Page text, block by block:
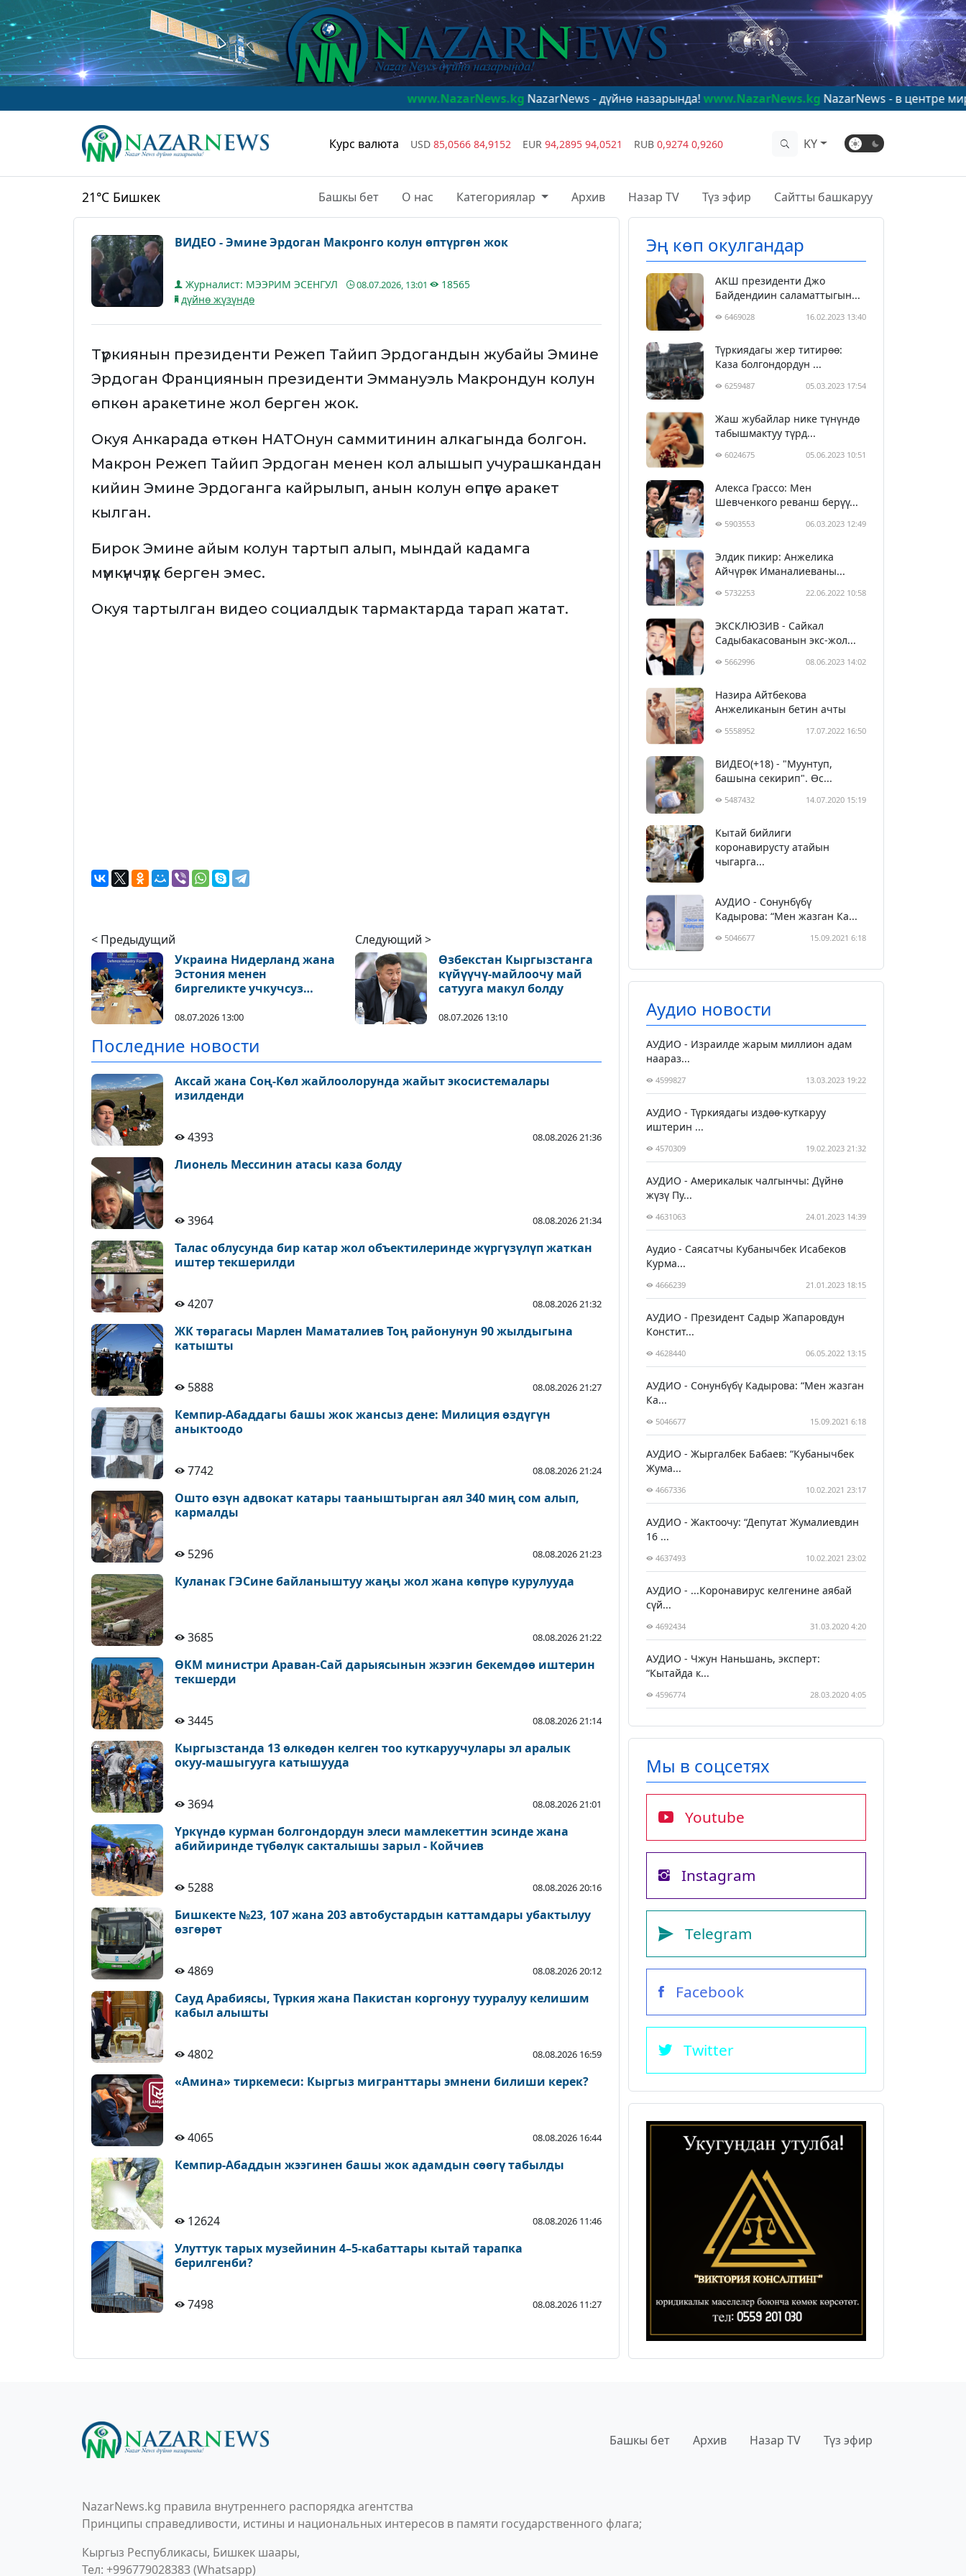
www.NazarNews.kgNazarNews - дүйнө назарында! www.NazarNews.kgNazarNews - в центре мирового
Курс валюта USD 85,0566 84,9152 EUR 94,2895 94,0521 RUB 0,9274 0,9260 KY
21°C Бишкек Башкы бет О нас Категориялар Архив Назар TV Түз эфир Сайтты башкаруу
ВИДЕО - Эмине Эрдоган Макронго колун өптүргөн жок
Журналист: МЭЭРИМ ЭСЕНГУЛ 08.07.2026, 13:01
18565
дүйнө жүзүндө
Түркиянын президенти Режеп Тайип Эрдогандын жубайы Эмине
Эрдоган Франциянын президенти Эммануэль Макрондун колун
өпкөн аракетине жол берген жок.
Окуя Анкарада өткөн НАТОнун саммитинин алкагында болгон.
Макрон Режеп Тайип Эрдоган менен кол алышып учурашкандан
кийин Эмине Эрдоганга кайрылып, анын колун өпүүгө аракет
кылган.
Бирок Эмине айым колун тартып алып, мындай кадамга
мүмкүнчүлүк берген эмес.
Окуя тартылган видео социалдык тармактарда тарап жатат.
< Предыдущий
Украина Нидерланд жана
Эстония менен
биргеликте учкучсуз
өндүрөт
08.07.2026 13:00
Следующий >
Өзбекстан Кыргызстанга
күйүүчү-майлоочу май
сатууга макул болду
08.07.2026 13:10
Последние новости
Аксай жана Соң-Көл жайлоолорунда жайыт экосистемалары
изилденди
4393 08.08.2026 21:36
Лионель Мессинин атасы каза болду
3964 08.08.2026 21:34
Талас облусунда бир катар жол объектилеринде жүргүзүлүп жаткан
иштер текшерилди
4207 08.08.2026 21:32
ЖК төрагасы Марлен Маматалиев Тоң районунун 90 жылдыгына
катышты
5888 08.08.2026 21:27
Кемпир-Абаддагы башы жок жансыз дене: Милиция өздүгүн
аныктоодо
7742 08.08.2026 21:24
Ошто өзүн адвокат катары тааныштырган аял 340 миң сом алып,
кармалды
5296 08.08.2026 21:23
Куланак ГЭСине байланыштуу жаңы жол жана көпүрө курулууда
3685 08.08.2026 21:22
ӨКМ министри Араван-Сай дарыясынын жээгин бекемдөө иштерин
текшерди
3445 08.08.2026 21:14
Кыргызстанда 13 өлкөдөн келген тоо куткаруучулары эл аралык
окуу-машыгууга катышууда
3694 08.08.2026 21:01
Үркүндө курман болгондордун элеси мамлекеттин эсинде жана
абийиринде түбөлүк сакталышы зарыл - Койчиев
5288 08.08.2026 20:16
Бишкекте №23, 107 жана 203 автобустардын каттамдары убактылуу
өзгөрөт
4869 08.08.2026 20:12
Сауд Арабиясы, Түркия жана Пакистан коргонуу тууралуу келишим
кабыл алышты
4802 08.08.2026 16:59
«Амина» тиркемеси: Кыргыз мигранттары эмнени билиши керек?
4065 08.08.2026 16:44
Кемпир-Абаддын жээгинен башы жок адамдын сөөгү табылды
12624 08.08.2026 11:46
Улуттук тарых музейинин 4–5-кабаттары кытай тарапка
берилгенби?
7498 08.08.2026 11:27
Эң көп окулгандар
АКШ президенти Джо
Байдендиин саламаттыгын...
6469028 16.02.2023 13:40
Түркиядагы жер титирөө:
Каза болгондордун ...
6259487 05.03.2023 17:54
Жаш жубайлар нике түнүндө
табышмактуу түрд...
6024675 05.06.2023 10:51
Алекса Грассо: Мен
Шевченкого реванш берүү...
5903553 06.03.2023 12:49
Элдик пикир: Анжелика
Айчүрөк Иманалиеваны...
5732253 22.06.2022 10:58
ЭКСКЛЮЗИВ - Сайкал
Садыбакасованын экс-жол...
5662996 08.06.2023 14:02
Назира Айтбекова
Анжеликанын бетин ачты
5558952 17.07.2022 16:50
ВИДЕО(+18) - "Муунтуп,
башына секирип". Өс...
5487432 14.07.2020 15:19
Кытай бийлиги
коронавирусту атайын
чыгарга...
АУДИО - Сонунбүбү
Кадырова: “Мен жазган Ка...
5046677 15.09.2021 6:18
Аудио новости
АУДИО - Израилде жарым миллион адам
наараз...
4599827 13.03.2023 19:22
АУДИО - Түркиядагы издөө-куткаруу
иштерин ...
4570309 19.02.2023 21:32
АУДИО - Америкалык чалгынчы: Дүйнө
жүзү Пу...
4631063 24.01.2023 14:39
Аудио - Саясатчы Кубанычбек Исабеков
Курма...
4666239 21.01.2023 18:15
АУДИО - Президент Садыр Жапаровдун
Констит...
4628440 06.05.2022 13:15
АУДИО - Сонунбүбү Кадырова: “Мен жазган
Ка...
5046677 15.09.2021 6:18
АУДИО - Жыргалбек Бабаев: “Кубанычбек
Жума...
4667336 10.02.2021 23:17
АУДИО - Жактоочу: “Депутат Жумалиевдин
16 ...
4637493 10.02.2021 23:02
АУДИО - ...Коронавирус келгенине аябай
сүй...
4692434 31.03.2020 4:20
АУДИО - Чжун Наньшань, эксперт:
“Кытайда к...
4596774 28.03.2020 4:05
Мы в соцсетях
Youtube
Instagram
Telegram
Facebook
Twitter
Башкы бет Архив Назар TV Түз эфир
NazarNews.kg правила внутреннего распорядка агентства
Принципы справедливости, истины и национальных интересов в памяти государственного флага;
Кыргыз Республикасы, Бишкек шаары,
Тел: +996779028383 (Whatsapp)